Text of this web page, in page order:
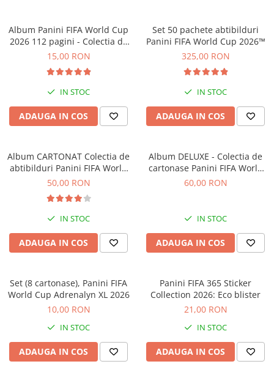
Casute copii
Jocuri de rol
Jocuri inteligenta si memorie
Casute papusi
Jocuri dezvoltare emotionala
Jucarii din lemn
Jucarii si jocuri Montessori
Jocuri de relaxare
Papusi Barbie
Ceasuri copii
Jocuri de cooperare
Jocuri geografie
Jocuri invatat limba engleza
Jocuri Origami
Jocuri STEAM
Carti si culegeri cu exercitii
Cărți educative pentru copii
Album Panini FIFA World Cup
2026 112 pagini - Colectia de
abtibilduri
15,00 RON
IN STOC
ADAUGA IN COS
Set 50 pachete abtibilduri
Panini FIFA World Cup 2026™
325,00 RON
IN STOC
ADAUGA IN COS
Album CARTONAT Colectia de
abtibilduri Panini FIFA World
Cup 2026
50,00 RON
IN STOC
ADAUGA IN COS
Album DELUXE - Colectia de
cartonase Panini FIFA World
Cup Adrenalyn XL 2026
60,00 RON
IN STOC
ADAUGA IN COS
Set (8 cartonase), Panini FIFA
World Cup Adrenalyn XL 2026
10,00 RON
IN STOC
ADAUGA IN COS
Panini FIFA 365 Sticker
Collection 2026: Eco blister
21,00 RON
IN STOC
ADAUGA IN COS